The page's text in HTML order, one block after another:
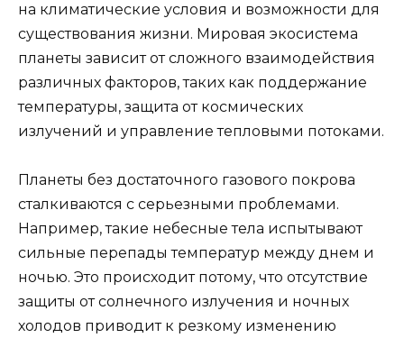
на климатические условия и возможности для
существования жизни. Мировая экосистема
планеты зависит от сложного взаимодействия
различных факторов, таких как поддержание
температуры, защита от космических
излучений и управление тепловыми потоками.
Планеты без достаточного газового покрова
сталкиваются с серьезными проблемами.
Например, такие небесные тела испытывают
сильные перепады температур между днем и
ночью. Это происходит потому, что отсутствие
защиты от солнечного излучения и ночных
холодов приводит к резкому изменению